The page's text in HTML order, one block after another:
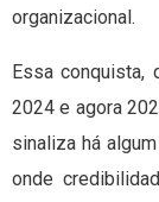
organizacional.
Essa
2024 e agora
sinaliza há
onde